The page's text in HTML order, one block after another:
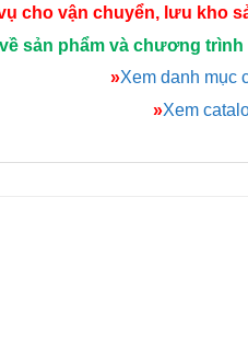
cho vận chuyển, lưu kho
sản phẩm và chương
»Xem danh mục
»Xem